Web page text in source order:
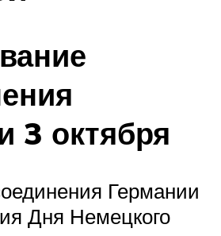
3 октября
Германии
Дня Немецкого